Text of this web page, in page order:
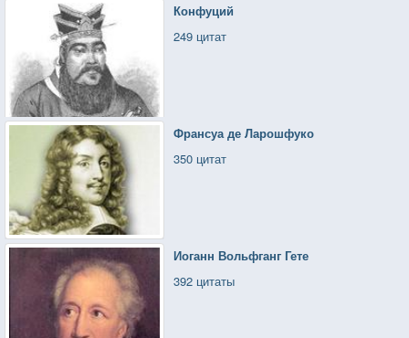
Конфуций
249 цитат
Франсуа де Ларошфуко
350 цитат
Иоганн Вольфганг Гете
392 цитаты